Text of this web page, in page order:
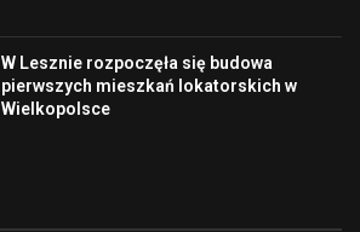
W Lesznie rozpoczęła się budowa
pierwszych mieszkań lokatorskich w
Wielkopolsce